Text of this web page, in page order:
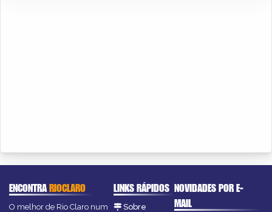
ENCONTRARIOCLARO
O melhor de Rio Claro num
LINKS RÁPIDOS
Sobre
NOVIDADES POR E-
MAIL